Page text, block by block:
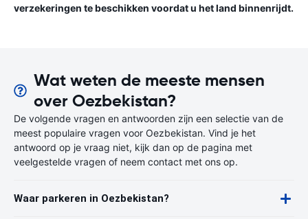
verzekeringen te beschikken voordat u het land binnenrijdt.
Wat weten de meeste mensen
over Oezbekistan?
De volgende vragen en antwoorden zijn een selectie van de
meest populaire vragen voor Oezbekistan. Vind je het
antwoord op je vraag niet, kijk dan op de pagina met
veelgestelde vragen of neem contact met ons op.
Waar parkeren in Oezbekistan?